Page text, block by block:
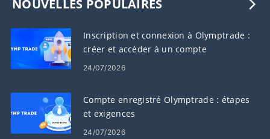
NOUVELLES POPULAIRES
Inscription et connexion à Olymptrade :
créer et accéder à un compte
24/07/2026
Compte enregistré Olymptrade : étapes
et exigences
24/07/2026